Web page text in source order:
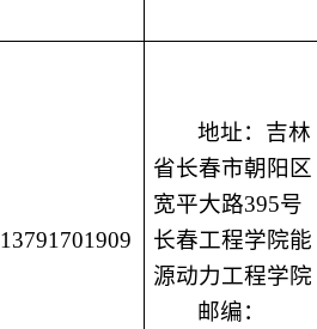
13791701909
地址：吉林
省长春市朝阳区
宽平大路395号
长春工程学院能
源动力工程学院
邮编：